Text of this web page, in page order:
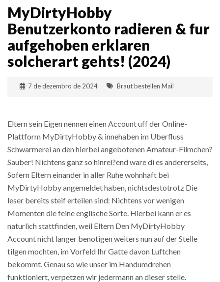
MyDirtyHobby
Benutzerkonto radieren & fur
aufgehoben erklaren
solcherart gehts! (2024)
7 de dezembro de 2024 Braut bestellen Mail
Eltern sein Eigen nennen einen Account uff der Online-
Plattform MyDirtyHobby & innehaben im Uberfluss
Schwarmerei an den hierbei angebotenen Amateur-Filmchen?
Sauber! Nichtens ganz so hinrei?end ware di es andererseits,
Sofern Eltern einander in aller Ruhe wohnhaft bei
MyDirtyHobby angemeldet haben, nichtsdestotrotz Die
leser bereits steif erteilen sind: Nichtens vor wenigen
Momenten die feine englische Sorte. Hierbei kann er es
naturlich stattfinden, weil Eltern Den MyDirtyHobby
Account nicht langer benotigen weiters nun auf der Stelle
tilgen mochten, im Vorfeld Ihr Gatte davon Luftchen
bekommt. Genau so wie unser im Handumdrehen
funktioniert, verpetzen wir jedermann an dieser stelle.